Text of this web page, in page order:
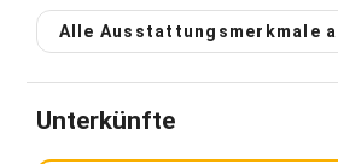
Alle Ausstattungsmerkmale
Unterkünfte